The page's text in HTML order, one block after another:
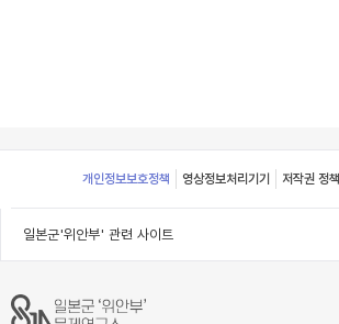
Footer
개인정보보호정책 영상정보처리기기 저작권 정책
일본군'위안부' 관련 사이트